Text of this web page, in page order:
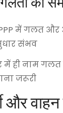
में गलत और
संभव
में ही नाम
जरूरी
और